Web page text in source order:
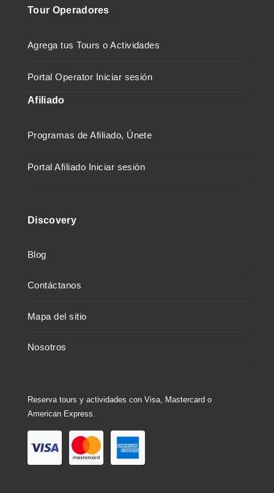
Tour Operadores
Agrega tus Tours o Actividades
Portal Operator Iniciar sesión
Afiliado
Programas de Afiliado, Únete
Portal Afiliado Iniciar sesión
Discovery
Blog
Contáctanos
Mapa del sitio
Nosotros
Reserva tours y actividades con Visa, Mastercard o
American Express.